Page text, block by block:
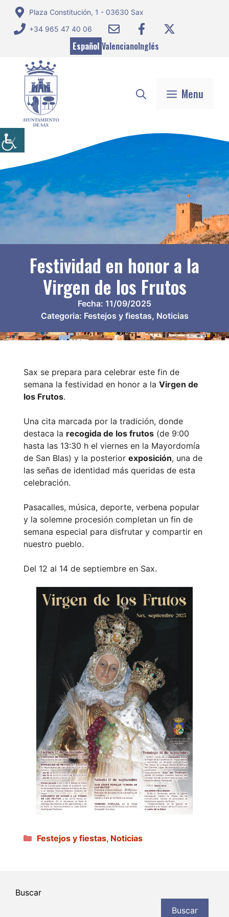
Saltar
contenido
Plaza Constitución, 1 - 03630 Sax
+34 965 47 40 06
Español ValencianoInglés
Menu
Festividad en honor a la
Virgen de los Frutos
Fecha: 11/09/2025
Categoria: Festejos y fiestas, Noticias
Sax se prepara para celebrar este fin de
semana la festividad en honor a la Virgen de
los Frutos.
Una cita marcada por la tradición, donde
destaca la recogida de los frutos (de 9:00
hasta las 13:30 h el viernes en la Mayordomía
de San Blas) y la posterior exposición, una de
las señas de identidad más queridas de esta
celebración.
Pasacalles, música, deporte, verbena popular
y la solemne procesión completan un fin de
semana especial para disfrutar y compartir en
nuestro pueblo.
Del 12 al 14 de septiembre en Sax.
Categorías
Festejos y fiestas, Noticias
Buscar
Buscar